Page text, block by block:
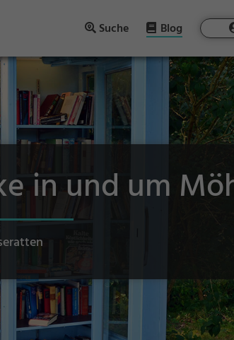
Suche Blog
in und um